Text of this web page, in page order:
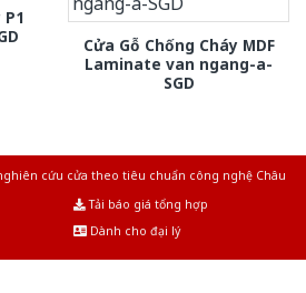
Cửa Gỗ Chống Cháy MDF
Laminate van ngang-a-
SGD
cứu cửa theo tiêu chuẩn công nghệ Châu
Tải báo giá tổng hợp
Dành cho đại lý